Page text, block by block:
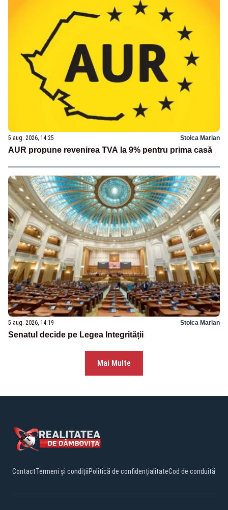
5 aug. 2026, 14:25 Stoica Marian
AUR propune revenirea TVA la 9% pentru prima casă
5 aug. 2026, 14:19 Stoica Marian
Senatul decide pe Legea Integrității
Mai Multe
ContactTermeni și condițiiPolitică de confidențialitateCod de conduită